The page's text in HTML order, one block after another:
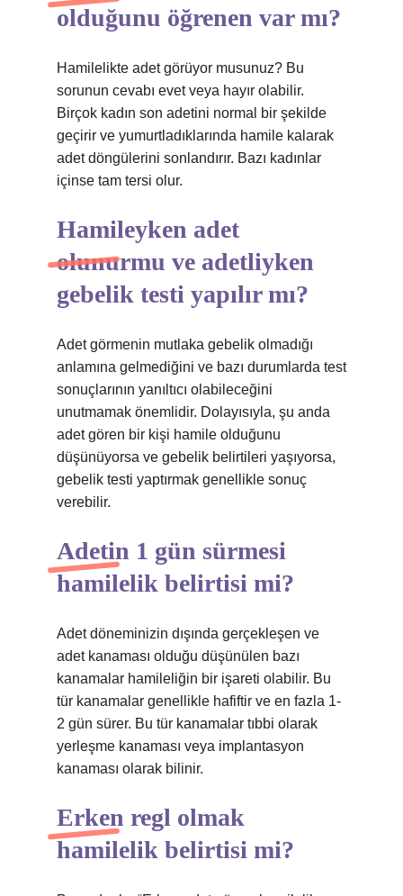
olduğunu öğrenen var mı?
Hamilelikte adet görüyor musunuz? Bu
sorunun cevabı evet veya hayır olabilir.
Birçok kadın son adetini normal bir şekilde
geçirir ve yumurtladıklarında hamile kalarak
adet döngülerini sonlandırır. Bazı kadınlar
içinse tam tersi olur.
Hamileyken adet
olunurmu ve adetliyken
gebelik testi yapılır mı?
Adet görmenin mutlaka gebelik olmadığı
anlamına gelmediğini ve bazı durumlarda test
sonuçlarının yanıltıcı olabileceğini
unutmamak önemlidir. Dolayısıyla, şu anda
adet gören bir kişi hamile olduğunu
düşünüyorsa ve gebelik belirtileri yaşıyorsa,
gebelik testi yaptırmak genellikle sonuç
verebilir.
Adetin 1 gün sürmesi
hamilelik belirtisi mi?
Adet döneminizin dışında gerçekleşen ve
adet kanaması olduğu düşünülen bazı
kanamalar hamileliğin bir işareti olabilir. Bu
tür kanamalar genellikle hafiftir ve en fazla 1-
2 gün sürer. Bu tür kanamalar tıbbi olarak
yerleşme kanaması veya implantasyon
kanaması olarak bilinir.
Erken regl olmak
hamilelik belirtisi mi?